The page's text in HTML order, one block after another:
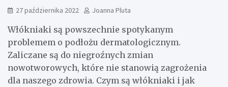
27 października 2022 Joanna Pluta
Włókniaki są powszechnie spotykanym
problemem o podłożu dermatologicznym.
Zaliczane są do niegroźnych zmian
nowotworowych, które nie stanowią zagrożenia
dla naszego zdrowia. Czym są włókniaki i jak